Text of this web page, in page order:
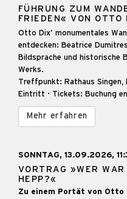
FÜHRUNG ZUM
FRIEDEN« VON OTTO
Otto Dix’ monumentales
entdecken: Beatrice
Bildsprache und historische
Werks.
Treffpunkt: Rathaus Singen,
Eintritt · Tickets: Buchung
Mehr erfahren
SONNTAG, 13.09.2026,
VORTRAG »WER
HEPP?«
Zu einem Portät von Otto